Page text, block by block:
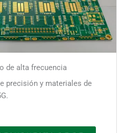
de alta frecuencia
precisión y materiales de